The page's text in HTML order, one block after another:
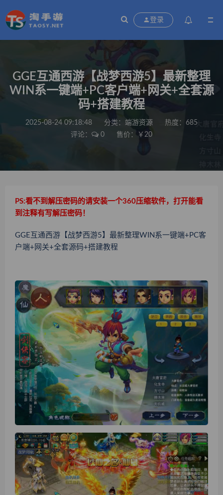
登录
GGE互通西游【战梦西游5】最新整理
WIN系一键端+PC客户端+网关+全套源
码+搭建教程
2025-08-24 09:18:48 分类： 端游资源
热度：685
评论：
0 售价：￥20
PS:看不到解压密码的请安装一个360压缩软件，打开能看
到注释有写解压密码！
GGE互通西游【战梦西游5】最新整理WIN系一键端+PC客
户端+网关+全套源码+搭建教程